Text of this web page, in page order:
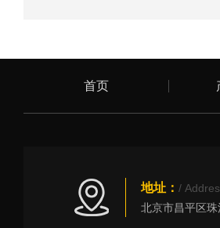
首页
地址： /
北京市昌平区